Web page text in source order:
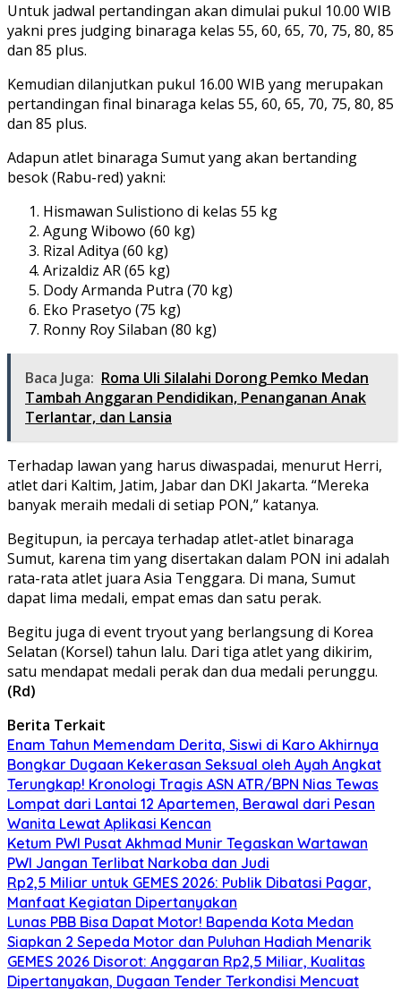
Untuk jadwal pertandingan akan dimulai pukul 10.00 WIB
yakni pres judging binaraga kelas 55, 60, 65, 70, 75, 80, 85
dan 85 plus.
Kemudian dilanjutkan pukul 16.00 WIB yang merupakan
pertandingan final binaraga kelas 55, 60, 65, 70, 75, 80, 85
dan 85 plus.
Adapun atlet binaraga Sumut yang akan bertanding
besok (Rabu-red) yakni:
Hismawan Sulistiono di kelas 55 kg
Agung Wibowo (60 kg)
Rizal Aditya (60 kg)
Arizaldiz AR (65 kg)
Dody Armanda Putra (70 kg)
Eko Prasetyo (75 kg)
Ronny Roy Silaban (80 kg)
Baca Juga: Roma Uli Silalahi Dorong Pemko Medan
Tambah Anggaran Pendidikan, Penanganan Anak
Terlantar, dan Lansia
Terhadap lawan yang harus diwaspadai, menurut Herri,
atlet dari Kaltim, Jatim, Jabar dan DKI Jakarta. “Mereka
banyak meraih medali di setiap PON,” katanya.
Begitupun, ia percaya terhadap atlet-atlet binaraga
Sumut, karena tim yang disertakan dalam PON ini adalah
rata-rata atlet juara Asia Tenggara. Di mana, Sumut
dapat lima medali, empat emas dan satu perak.
Begitu juga di event tryout yang berlangsung di Korea
Selatan (Korsel) tahun lalu. Dari tiga atlet yang dikirim,
satu mendapat medali perak dan dua medali perunggu.
(Rd)
Berita Terkait
Enam Tahun Memendam Derita, Siswi di Karo Akhirnya
Bongkar Dugaan Kekerasan Seksual oleh Ayah Angkat
Terungkap! Kronologi Tragis ASN ATR/BPN Nias Tewas
Lompat dari Lantai 12 Apartemen, Berawal dari Pesan
Wanita Lewat Aplikasi Kencan
Ketum PWI Pusat Akhmad Munir Tegaskan Wartawan
PWI Jangan Terlibat Narkoba dan Judi
Rp2,5 Miliar untuk GEMES 2026: Publik Dibatasi Pagar,
Manfaat Kegiatan Dipertanyakan
Lunas PBB Bisa Dapat Motor! Bapenda Kota Medan
Siapkan 2 Sepeda Motor dan Puluhan Hadiah Menarik
GEMES 2026 Disorot: Anggaran Rp2,5 Miliar, Kualitas
Dipertanyakan, Dugaan Tender Terkondisi Mencuat